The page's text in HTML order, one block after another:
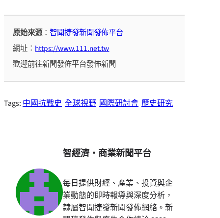
原始來源：智聞捷發新聞發佈平台
網址： https://www.111.net.tw
歡迎前往新聞發佈平台發佈新聞
Tags:中國抗戰史 全球視野 國際研討會 歷史研究
智經濟・商業新聞平台
每日提供財經、產業、投資與企
業動態的即時報導與深度分析，
隸屬智聞捷發新聞發佈網絡。新